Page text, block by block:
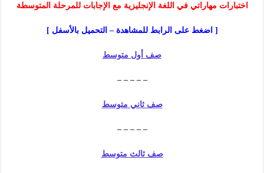
اختبارات مهاراتي في اللغة الإنجليزية مع الإجابات للمرحلة المتوسطة
[ اضغط على الرابط للمشاهدة – التحميل بالأسفل ]
صف أول متوسط
– – – – –
صف ثاني متوسط
– – – – –
صف ثالث متوسط